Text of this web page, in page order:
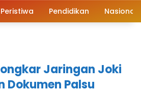
Peristiwa Pendidikan Nasional
Jaringan Joki
Dokumen Palsu